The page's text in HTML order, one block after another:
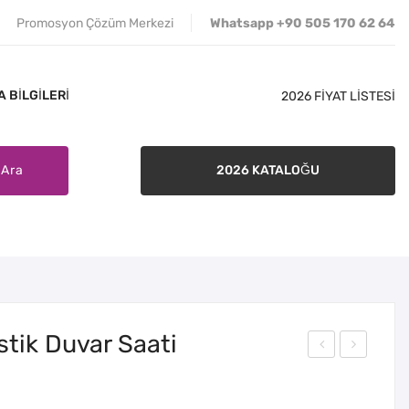
Promosyon Çözüm Merkezi Whatsapp +90 505 170 62 64
BILGILERI 2026 FİYAT LİSTESİ
Ara 2026 KATALOĞU
Duvar Saati